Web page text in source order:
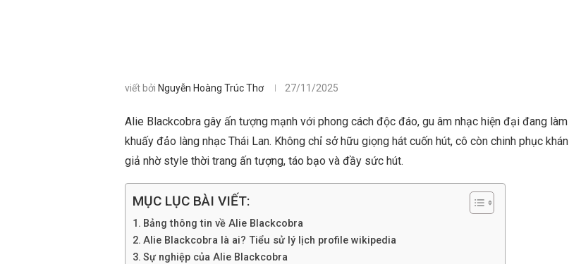
viết bởi Nguyễn Hoàng Trúc Thơ 27/11/2025
Alie Blackcobra gây ấn tượng mạnh với phong cách độc đáo, gu âm nhạc hiện đại đang làm
khuấy đảo làng nhạc Thái Lan. Không chỉ sở hữu giọng hát cuốn hút, cô còn chinh phục khán
giả nhờ style thời trang ấn tượng, táo bạo và đầy sức hút.
MỤC LỤC BÀI VIẾT:
Bảng thông tin về Alie Blackcobra
Alie Blackcobra là ai? Tiểu sử lý lịch profile wikipedia
Sự nghiệp của Alie Blackcobra